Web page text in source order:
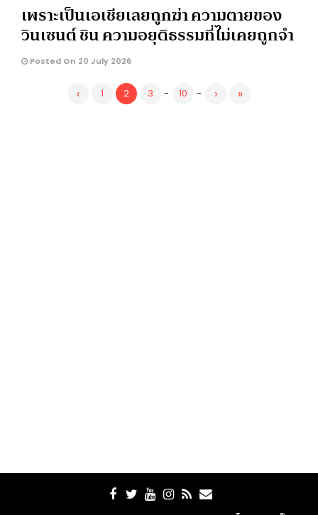
เพราะเป็นเอเชียเลยถูกฆ่า ความตายของ
วินเซนต์ ชิน ความอยุติธรรมที่ไม่เคยถูกจำ
Posted On 20 July 2026
‹ 1 2 3 - 10 - › »